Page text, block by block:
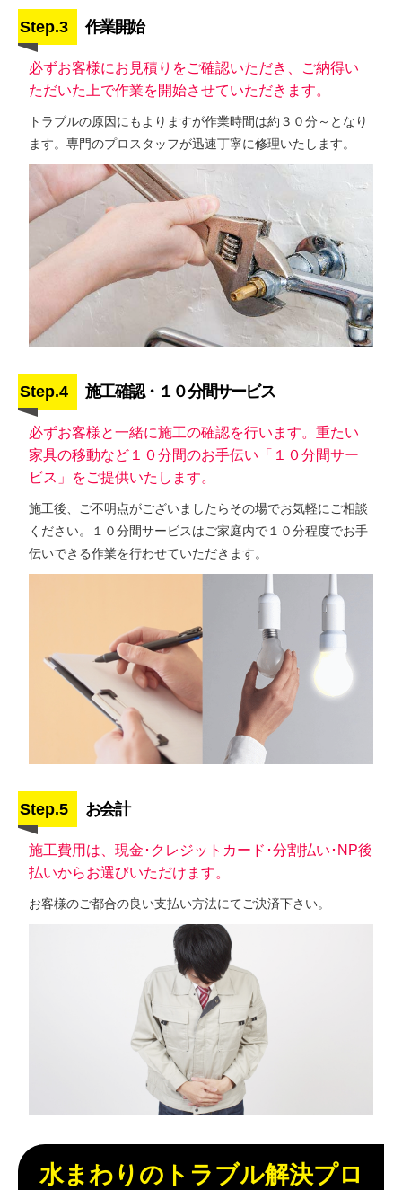
Step.3 作業開始
必ずお客様にお見積りをご確認いただき、ご納得い
ただいた上で作業を開始させていただきます。
トラブルの原因にもよりますが作業時間は約３０分～となり
ます。専門のプロスタッフが迅速丁寧に修理いたします。
Step.4 施工確認・１０分間サービス
必ずお客様と一緒に施工の確認を行います。重たい
家具の移動など１０分間のお手伝い「１０分間サー
ビス」をご提供いたします。
施工後、ご不明点がございましたらその場でお気軽にご相談
ください。１０分間サービスはご家庭内で１０分程度でお手
伝いできる作業を行わせていただきます。
Step.5 お会計
施工費用は、現金･クレジットカード･分割払い･NP後
払いからお選びいただけます。
お客様のご都合の良い支払い方法にてご決済下さい。
水まわりのトラブル解決プロ